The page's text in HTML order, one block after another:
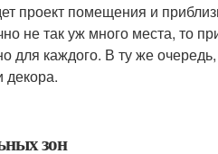
проект помещения и
не так уж много места, то
для каждого. В ту же
декора.
зон